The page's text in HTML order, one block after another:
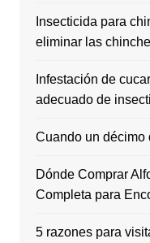
Insecticida para
eliminar las
Infestación de
adecuado de
Cuando un décimo
Dónde Comprar
Completa para
5 razones para